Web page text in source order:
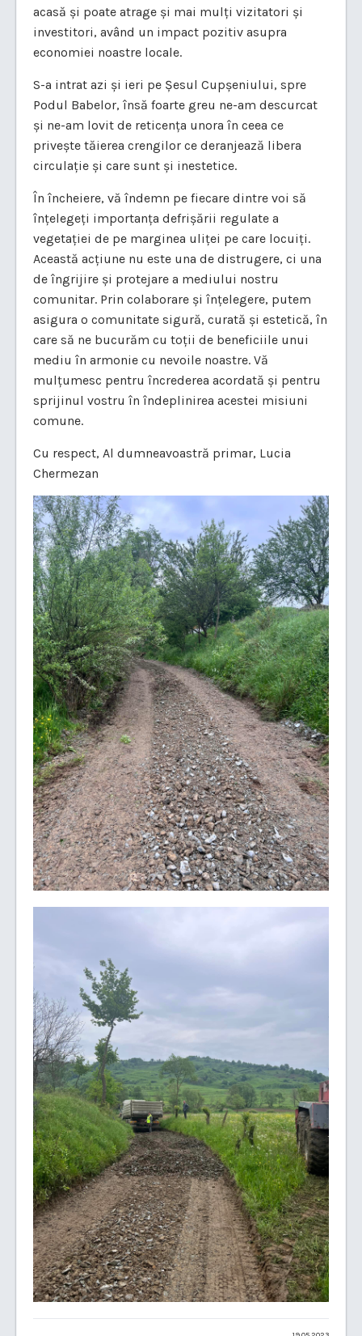
acasă și poate atrage și mai mulți vizitatori și
investitori, având un impact pozitiv asupra
economiei noastre locale.
S-a intrat azi și ieri pe Șesul Cupșeniului, spre
Podul Babelor, însă foarte greu ne-am descurcat
și ne-am lovit de reticența unora în ceea ce
privește tăierea crengilor ce deranjează libera
circulație și care sunt și inestetice.
În încheiere, vă îndemn pe fiecare dintre voi să
înțelegeți importanța defrișării regulate a
vegetației de pe marginea uliței pe care locuiți.
Această acțiune nu este una de distrugere, ci una
de îngrijire și protejare a mediului nostru
comunitar. Prin colaborare și înțelegere, putem
asigura o comunitate sigură, curată și estetică, în
care să ne bucurăm cu toții de beneficiile unui
mediu în armonie cu nevoile noastre. Vă
mulțumesc pentru încrederea acordată și pentru
sprijinul vostru în îndeplinirea acestei misiuni
comune.
Cu respect, Al dumneavoastră primar, Lucia
Chermezan